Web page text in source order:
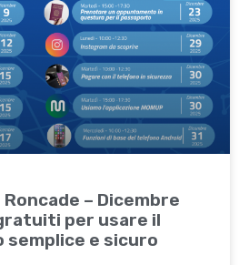
– Dicembre
per usare il
semplice e sicuro